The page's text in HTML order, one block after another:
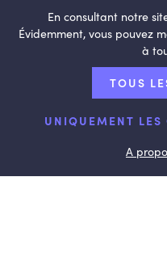
Vie
Abonnement à la
En consultant notre
Évidemment, vous pouvez
à
TOUS
UNIQUEMENT
A